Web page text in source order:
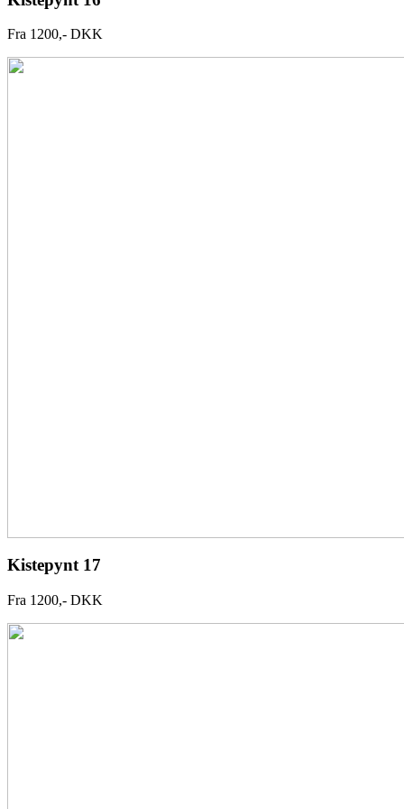
Fra 1200,- DKK
Kistepynt 17
Fra 1200,- DKK